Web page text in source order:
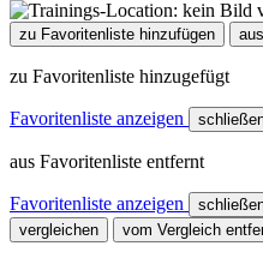
zu Favoritenliste hinzufügen
zu Favoritenliste hinzugefügt
Favoritenliste anzeigen
aus Favoritenliste entfernt
Favoritenliste anzeigen
vergleichen
vom Vergleich